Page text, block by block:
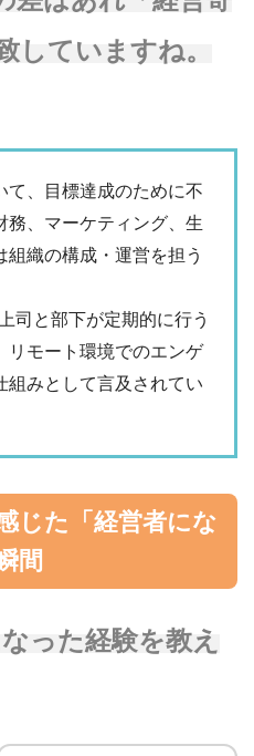
していますね。
て、目標達成のために不
務、マーケティング、生
織の構成・運営を担う
上司と部下が定期的に行う
リモート環境でのエンゲ
組みとして言及されてい
じた「経営者にな
間
った経験を教え